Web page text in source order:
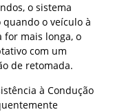
o sistema
o veículo à
for mais longa, o
com um
de retomada.
à Condução